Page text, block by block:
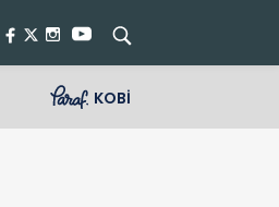
KOBİ